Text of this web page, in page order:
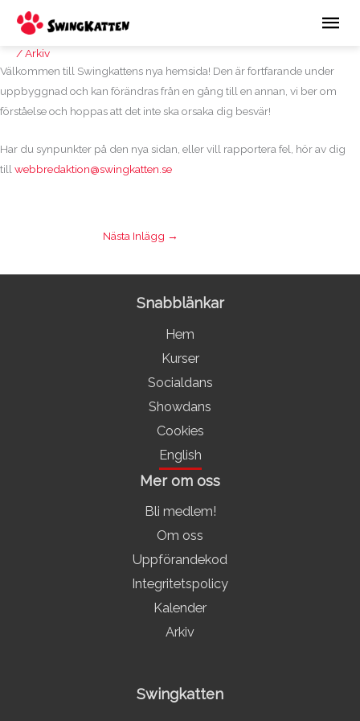
Hoppa
innehåll
/Arkiv
Välkommen till Swingkattens nya hemsida! Den är fortfarande under
uppbyggnad och kan förändras från en gång till en annan, vi ber om
förståelse och hoppas att det inte ska orsaka dig besvär!
Har du synpunkter på den nya sidan, eller vill rapportera fel, hör av dig
till webbredaktion@swingkatten.se
Nästa Inlägg →
Snabblänkar
Hem
Kurser
Socialdans
Showdans
Cookies
English
Mer om oss
Bli medlem!
Om oss
Uppförandekod
Integritetspolicy
Kalender
Arkiv
Swingkatten